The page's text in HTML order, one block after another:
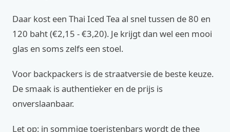
Daar kost een Thai Iced Tea al snel tussen de 80 en
120 baht (€2,15 - €3,20). Je krijgt dan wel een mooi
glas en soms zelfs een stoel.
Voor backpackers is de straatversie de beste keuze.
De smaak is authentieker en de prijs is
onverslaanbaar.
Let op: in sommige toeristenbars wordt de thee